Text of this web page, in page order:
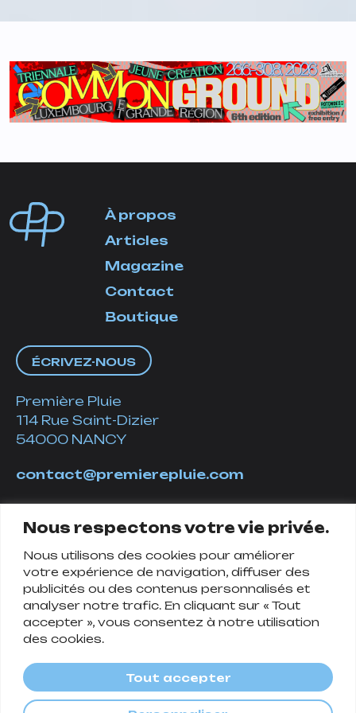
Nous respectons votre vie privée.
Nous utilisons des cookies pour améliorer
votre expérience de navigation, diffuser des
publicités ou des contenus personnalisés et
analyser notre trafic. En cliquant sur « Tout
accepter », vous consentez à notre utilisation
des cookies.
Tout accepter
À propos
Articles
Magazine
Contact
Boutique
ÉCRIVEZ-NOUS
Première Pluie
114 Rue Saint-Dizier
54000 NANCY
contact@premierepluie.com
Suivez-nous